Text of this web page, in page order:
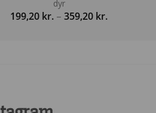
dyr
199,20 kr. – 359,20 kr.Prisinterval: